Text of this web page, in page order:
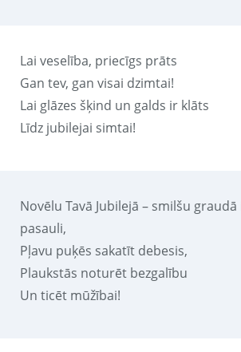
Lai veselība, priecīgs prāts
Gan tev, gan visai dzimtai!
Lai glāzes šķind un galds ir klāts
Līdz jubilejai simtai!
Novēlu Tavā Jubilejā – smilšu
pasauli,
Pļavu puķēs sakatīt debesis,
Plaukstās noturēt bezgalību
Un ticēt mūžībai!